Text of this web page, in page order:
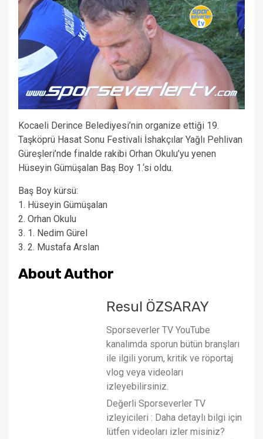
Kocaeli Derince Belediyesi’nin organize ettiği 19.
Taşköprü Hasat Sonu Festivali İshakçılar Yağlı Pehlivan
Güreşleri’nde finalde rakibi Orhan Okulu’yu yenen
Hüseyin Gümüşalan Baş Boy 1.‘si oldu.
Baş Boy kürsü:
1. Hüseyin Gümüşalan
2. Orhan Okulu
3. 1. Nedim Gürel
3. 2. Mustafa Arslan
About Author
Resul ÖZSARAY
Sporseverler TV YouTube
kanalımda sporun bütün branşları
ile ilgili yorum, kritik ve röportaj
vlog veya videoları
izleyebilirsiniz.
Değerli Sporseverler TV
izleyicileri : Daha detaylı bilgi için
lütfen videoları izler misiniz?